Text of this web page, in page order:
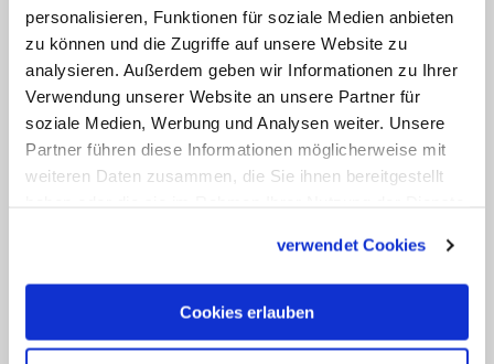
personalisieren, Funktionen für soziale Medien anbieten
zu können und die Zugriffe auf unsere Website zu
analysieren. Außerdem geben wir Informationen zu Ihrer
Verwendung unserer Website an unsere Partner für
soziale Medien, Werbung und Analysen weiter. Unsere
Partner führen diese Informationen möglicherweise mit
weiteren Daten zusammen, die Sie ihnen bereitgestellt
verwendet Cookies
Cookies erlauben
passiert und die Frauenkommission
als Trostpflaster gesehen wird, wäre
das nicht nur ein Schaden für die
Geschlechtergerechtigkeit im
Bistum." Was heißt das für Sie
konkret?
Das heißt für mich, dass das eine
einmalige Chance für das Bistum Mainz
ist. Das ist ein Versprechen, sich beraten
zu lassen. Wenn es nicht gelingt, in einen